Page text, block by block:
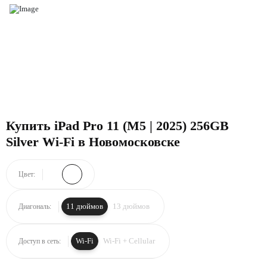
Купить iPad Pro 11 (M5 | 2025) 256GB
Silver Wi-Fi в Новомосковске
Цвет:
Диагональ: 11 дюймов 13 дюймов
Доступ в сеть: Wi-Fi Wi-Fi + Cellular